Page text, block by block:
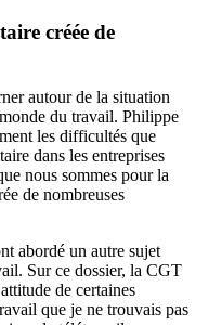
créée de
autour de la situation
du travail. Philippe
les difficultés que
dans les entreprises
nous sommes pour la
de nombreuses
abordé un autre sujet
Sur ce dossier, la CGT
de certaines
que je ne trouvais pas